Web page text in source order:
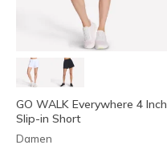
GO WALK Everywhere 4 Inch
Slip-in Short
Damen